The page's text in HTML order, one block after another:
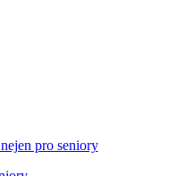
pro seniory